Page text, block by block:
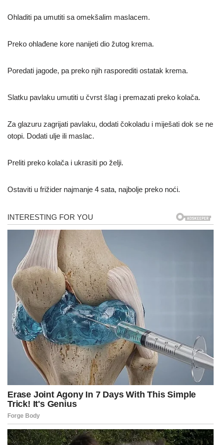
Ohladiti pa umutiti sa omekšalim maslacem.
Preko ohlađene kore nanijeti dio žutog krema.
Poredati jagode, pa preko njih rasporediti ostatak krema.
Slatku pavlaku umutiti u čvrst šlag i premazati preko kolača.
Za glazuru zagrijati pavlaku, dodati čokoladu i miješati dok se ne
otopi. Dodati ulje ili maslac.
Preliti preko kolača i ukrasiti po želji.
Ostaviti u frižider najmanje 4 sata, najbolje preko noći.